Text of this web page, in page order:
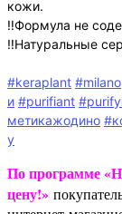
кожи.
‼️Формула не
‼️Натуральные
#keraplant #milano
и #purifiant
метикажодино
y
По программе
цену!»